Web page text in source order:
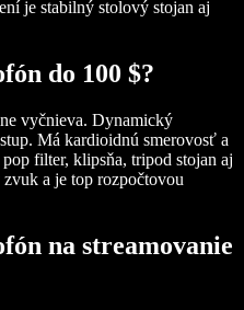
je stabilný stolový stojan aj
do 100 $?
vyčnieva. Dynamický
Má kardioidnú smerovosť a
filter, klipsňa, tripod stojan aj
a je top rozpočtovou
na streamovanie